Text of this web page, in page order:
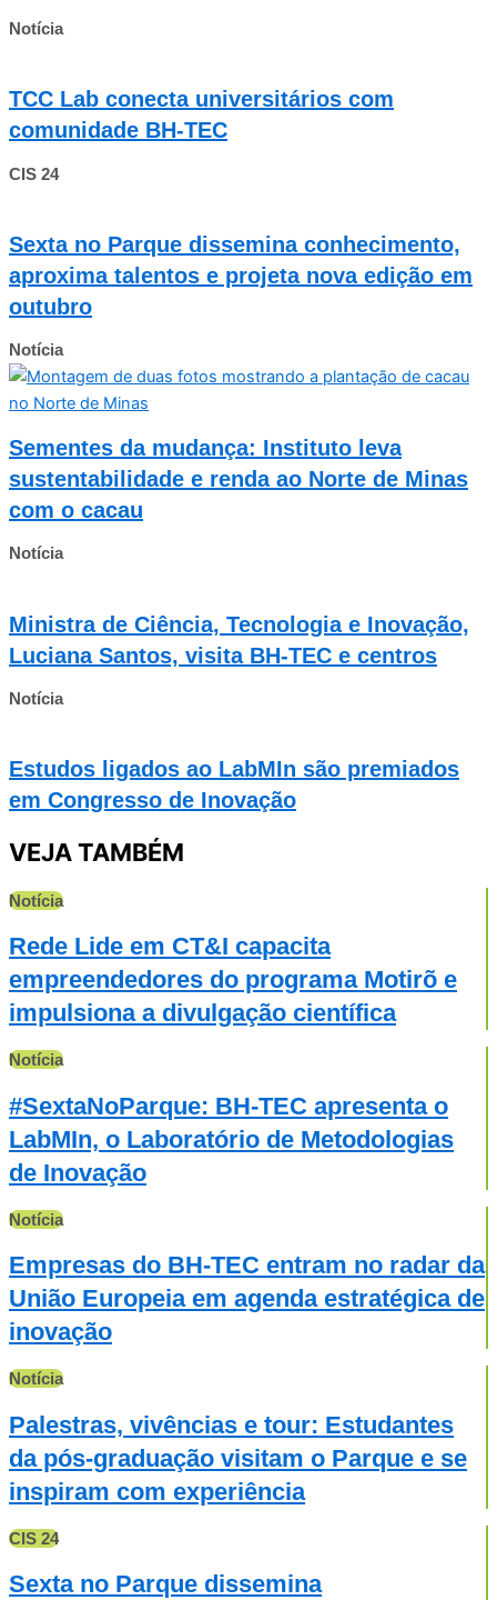
Notícia
TCC Lab conecta universitários com
comunidade BH-TEC
CIS 24
Sexta no Parque dissemina conhecimento,
aproxima talentos e projeta nova edição em
outubro
Notícia
Sementes da mudança: Instituto leva
sustentabilidade e renda ao Norte de Minas
com o cacau
Notícia
Ministra de Ciência, Tecnologia e Inovação,
Luciana Santos, visita BH-TEC e centros
Notícia
Estudos ligados ao LabMIn são premiados
em Congresso de Inovação
VEJA TAMBÉM
Notícia
Rede Lide em CT&I capacita
empreendedores do programa Motirõ e
impulsiona a divulgação científica
Notícia
#SextaNoParque: BH-TEC apresenta o
LabMIn, o Laboratório de Metodologias
de Inovação
Notícia
Empresas do BH-TEC entram no radar da
União Europeia em agenda estratégica de
inovação
Notícia
Palestras, vivências e tour: Estudantes
da pós-graduação visitam o Parque e se
inspiram com experiência
CIS 24
Sexta no Parque dissemina